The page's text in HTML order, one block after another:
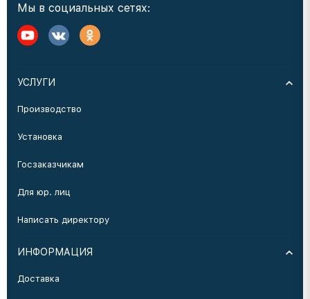
Мы в социальных сетях:
УСЛУГИ
Производство
Установка
Госзаказчикам
Для юр. лиц
Написать директору
ИНФОРМАЦИЯ
Доставка